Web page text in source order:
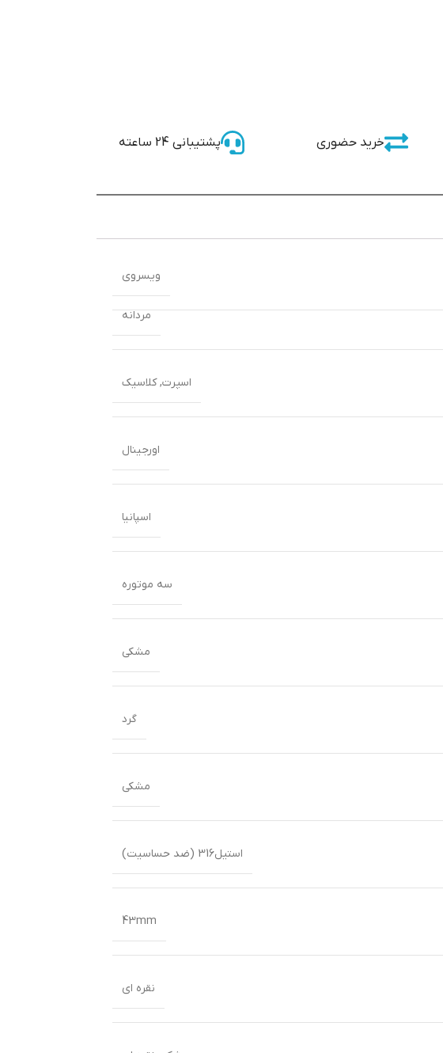
خرید حضوری پشتیبانی 24 ساعته
مردانه
اسپرت,کلاسیک
اورجینال
اسپانیا
سه موتوره
مشکی
گرد
مشکی
استیل316 (ضد حساسیت)
43mm
نقره ای
ویسروی